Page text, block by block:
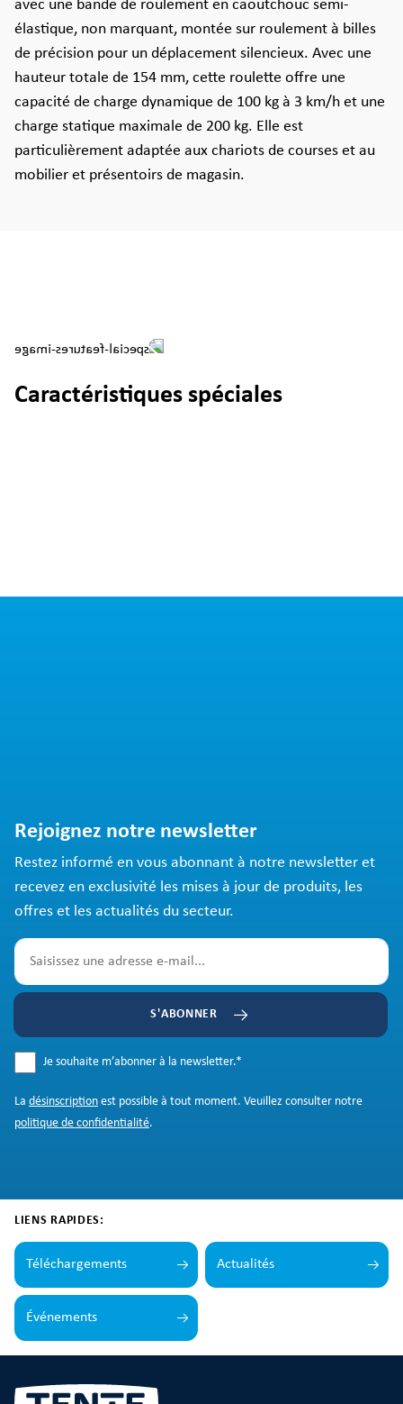
avec une bande de roulement en caoutchouc semi-
élastique, non marquant, montée sur roulement à billes
de précision pour un déplacement silencieux. Avec une
hauteur totale de 154 mm, cette roulette offre une
capacité de charge dynamique de 100 kg à 3 km/h et une
charge statique maximale de 200 kg. Elle est
particulièrement adaptée aux chariots de courses et au
mobilier et présentoirs de magasin.
Caractéristiques spéciales
Rejoignez notre newsletter
Restez informé en vous abonnant à notre newsletter et
recevez en exclusivité les mises à jour de produits, les
offres et les actualités du secteur.
S'ABONNER
Je souhaite m’abonner à la newsletter.*
La désinscription est possible à tout moment. Veuillez consulter notre
politique de confidentialité.
LIENS RAPIDES:
Téléchargements Actualités
Événements